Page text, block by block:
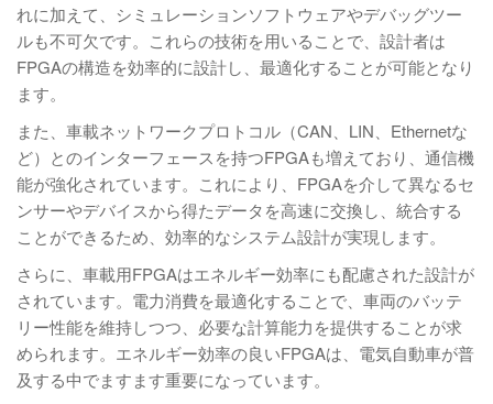
れに加えて、シミュレーションソフトウェアやデバッグツー
ルも不可欠です。これらの技術を用いることで、設計者は
FPGAの構造を効率的に設計し、最適化することが可能となり
ます。
また、車載ネットワークプロトコル（CAN、LIN、Ethernetな
ど）とのインターフェースを持つFPGAも増えており、通信機
能が強化されています。これにより、FPGAを介して異なるセ
ンサーやデバイスから得たデータを高速に交換し、統合する
ことができるため、効率的なシステム設計が実現します。
さらに、車載用FPGAはエネルギー効率にも配慮された設計が
されています。電力消費を最適化することで、車両のバッテ
リー性能を維持しつつ、必要な計算能力を提供することが求
められます。エネルギー効率の良いFPGAは、電気自動車が普
及する中でますます重要になっています。